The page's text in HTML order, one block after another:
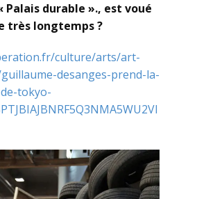
Palais durable »., est voué
très longtemps ?
culture/arts/art-
desanges-prend-la-
tokyo-